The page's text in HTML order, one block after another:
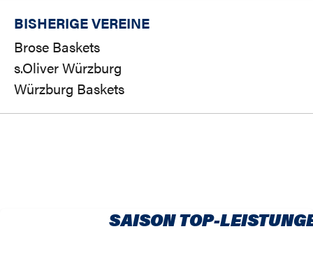
BISHERIGE VEREINE
Brose Baskets
s.Oliver Würzburg
Würzburg Baskets
SAISON TOP-